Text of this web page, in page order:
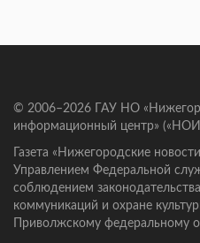
© 2006–2026 ГАУ НО
информационный центр»
Газета «Нижегородские
Управлением Федеральной
соблюдением
коммуникаций и охране
Приволжскому федеральному